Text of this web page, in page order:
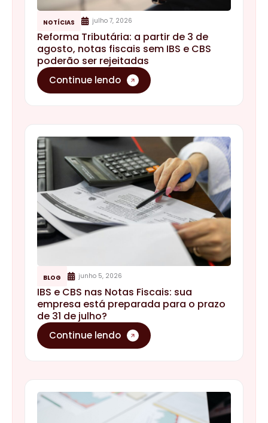
NOTÍCIAS julho 7, 2026
Reforma Tributária: a partir de 3 de
agosto, notas fiscais sem IBS e CBS
poderão ser rejeitadas
Continue lendo
BLOG junho 5, 2026
IBS e CBS nas Notas Fiscais: sua
empresa está preparada para o prazo
de 31 de julho?
Continue lendo